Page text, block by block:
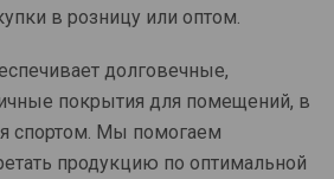
в розницу или оптом.
долговечные,
покрытия для помещений, в
спортом. Мы помогаем
продукцию по оптимальной